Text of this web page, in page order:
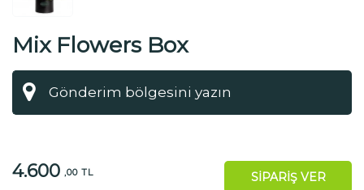
Mix Flowers Box
4.600 ,00 TL SİPARİŞ VER